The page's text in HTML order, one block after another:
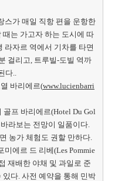
스가 매일 직항 편을 운항한
는 가고자 하는 도시에 따
라자르 역에서 기차를 타면
걸리고, 트루빌-도빌 역까
다..
바리에르(www.lucienbarri
프 바리에르(Hotel Du Gol
라보는 전망이 일품이다.
농가 체험도 권할 만하다.
미에르 드 리베(Les Pommie
재배한 야채 및 과일로 준
다. 사전 예약을 통해 민박